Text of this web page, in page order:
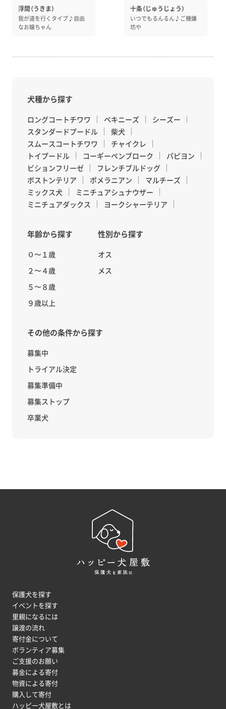
浮間（うきま）
我が道を行くタイプ♪自由
なお嬢ちゃん
十条（じゅうじょう）
いつでもるんるん♪ご機嫌
坊や
犬種から探す
ロングコートチワワ ペキニーズ
シーズー
スタンダードプードル
柴犬
スムースコートチワワ
チャイクレ
トイプードル
コーギーペンブローク
パピヨン
ビションフリーゼ
フレンチブルドッグ
ボストンテリア
ポメラニアン
マルチーズ
ミックス犬
ミニチュアシュナウザー
ミニチュアダックス
ヨークシャーテリア
年齢から探す
０〜１歳
２〜４歳
５〜８歳
９歳以上
性別から探す
オス
メス
その他の条件から探す
募集中
トライアル決定
募集準備中
募集ストップ
卒業犬
保護犬を探す
イベントを探す
里親になるには
譲渡の流れ
寄付金について
ボランティア募集
ご支援のお願い
募金による寄付
物資による寄付
購入して寄付
ハッピー犬屋敷とは